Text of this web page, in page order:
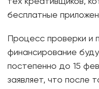
бесплатные
Процесс проверки и
финансирование
постепенно до 15
заявляет, что после